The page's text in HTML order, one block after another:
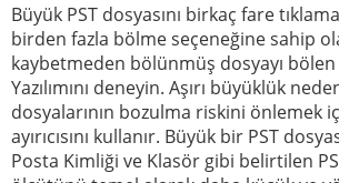
Büyük PST dosyasını birkaç fare
birden fazla bölme seçeneğine sahip
kaybetmeden bölünmüş dosyayı bölen
Yazılımını deneyin. Aşırı büyüklük
dosyalarının bozulma riskini önlemek
ayırıcısını kullanır. Büyük bir PST
Posta Kimliği ve Klasör gibi belirtilen